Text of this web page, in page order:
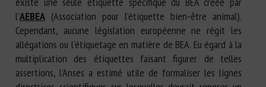
l’AEBEA(Association pour l’étiquette bien-être animal).
Cependant, aucune législation européenne ne régit les
allégations ou l’étiquetage en matière de BEA. Eu égard à la
multiplication des étiquettes faisant figurer de telles
assertions, l’Anses a estimé utile de formaliser les lignes